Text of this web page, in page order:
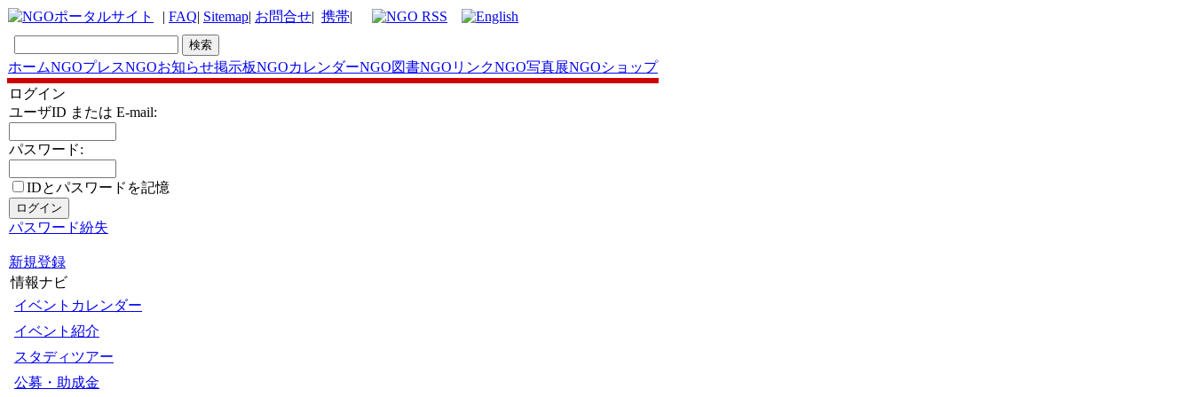
| FAQ| Sitemap| お問合せ| 携帯|
ホームNGOプレスNGOお知らせ掲示板NGOカレンダーNGO図書NGOリンクNGO写真展NGOショップ
ログイン
ユーザID または E-mail:
パスワード:
IDとパスワードを記憶
パスワード紛失
新規登録
情報ナビ
イベントカレンダー
イベント紹介
スタディツアー
公募・助成金